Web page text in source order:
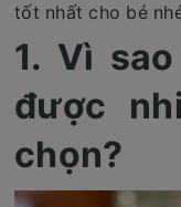
tốt nhất cho bé
1. Vì
được
chọn?